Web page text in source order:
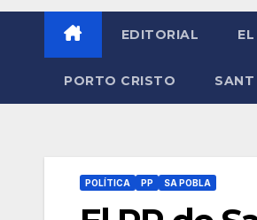
EDITORIAL
PORTO CRISTO SANT
POLÍTICA PP SA POBLA